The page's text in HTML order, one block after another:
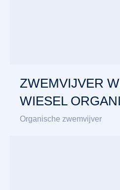
ZWEMVIJVER
WIESEL
Organische zwemvijver